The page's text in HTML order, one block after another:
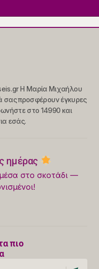
Η Μαρία Μιχαήλου
σας προσφέρουν έγκυρες
στο 14990 και
εσάς.
ημέρας
στο σκοτάδι —
πιο